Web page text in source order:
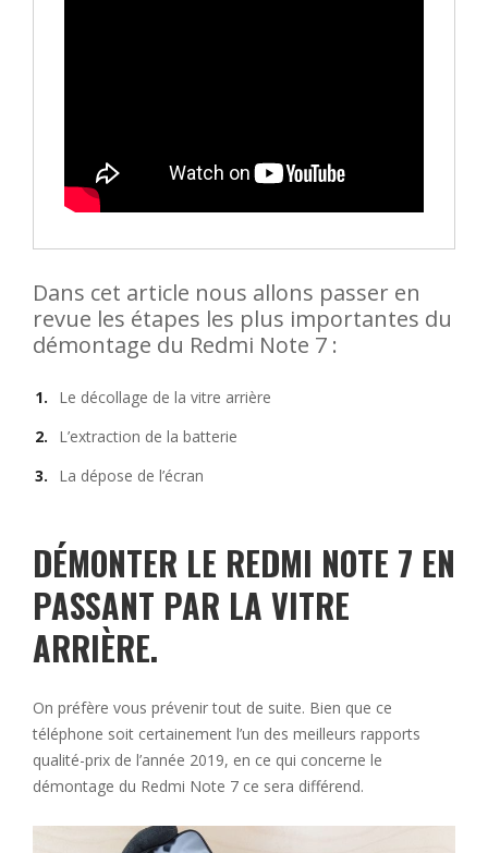
Dans cet article nous allons passer en
revue les étapes les plus importantes du
démontage du Redmi Note 7 :
Le décollage de la vitre arrière
L’extraction de la batterie
La dépose de l’écran
DÉMONTER LE REDMI NOTE 7 EN
PASSANT PAR LA VITRE
ARRIÈRE.
On préfère vous prévenir tout de suite. Bien que ce
téléphone soit certainement l’un des meilleurs rapports
qualité-prix de l’année 2019, en ce qui concerne le
démontage du Redmi Note 7 ce sera différend.